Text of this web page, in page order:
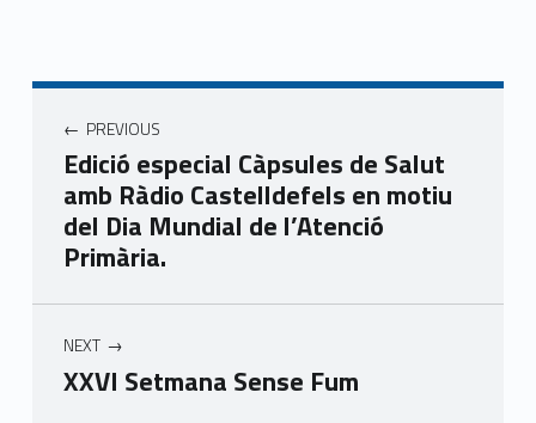
Navegació d'entrades
PREVIOUS
Edició especial Càpsules de Salut
amb Ràdio Castelldefels en motiu
del Dia Mundial de l’Atenció
Primària.
NEXT
XXVI Setmana Sense Fum